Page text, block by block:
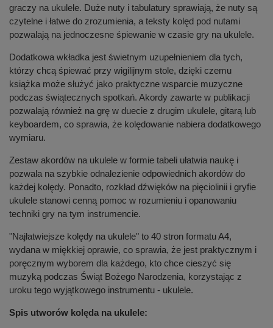
graczy na ukulele. Duże nuty i tabulatury sprawiają, że nuty są
czytelne i łatwe do zrozumienia, a teksty kolęd pod nutami
pozwalają na jednoczesne śpiewanie w czasie gry na ukulele.
Dodatkowa wkładka jest świetnym uzupełnieniem dla tych,
którzy chcą śpiewać przy wigilijnym stole, dzięki czemu
książka może służyć jako praktyczne wsparcie muzyczne
podczas świątecznych spotkań. Akordy zawarte w publikacji
pozwalają również na grę w duecie z drugim ukulele, gitarą lub
keyboardem, co sprawia, że kolędowanie nabiera dodatkowego
wymiaru.
Zestaw akordów na ukulele w formie tabeli ułatwia naukę i
pozwala na szybkie odnalezienie odpowiednich akordów do
każdej kolędy. Ponadto, rozkład dźwięków na pięciolinii i gryfie
ukulele stanowi cenną pomoc w rozumieniu i opanowaniu
techniki gry na tym instrumencie.
"Najłatwiejsze kolędy na ukulele" to 40 stron formatu A4,
wydana w miękkiej oprawie, co sprawia, że jest praktycznym i
poręcznym wyborem dla każdego, kto chce cieszyć się
muzyką podczas Świąt Bożego Narodzenia, korzystając z
uroku tego wyjątkowego instrumentu - ukulele.
Spis utworów kolęda na ukulele: